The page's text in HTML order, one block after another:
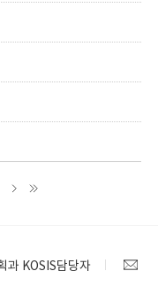
과 KOSIS담당자